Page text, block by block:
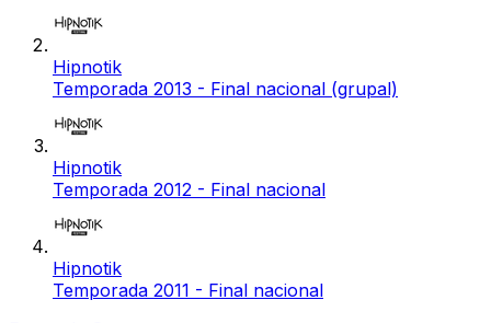
Hipnotik
Temporada 2013 - Final nacional (grupal)
Hipnotik
Temporada 2012 - Final nacional
Hipnotik
Temporada 2011 - Final nacional